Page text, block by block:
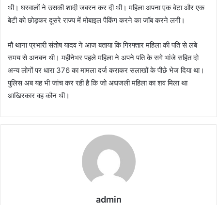
थी। घरवालों ने उसकी शादी जबरन कर दी थी। महिला अपना एक बेटा और एक
बेटी को छोड़कर दूसरे राज्य में मोबाइल पैकिंग करने का जॉब करने लगी।
मौ थाना प्रभारी संतोष यादव ने आज बताया कि गिरफ्तार महिला की पति से लंबे
समय से अनबन थी। महीनेभर पहले महिला ने अपने पति के सगे भांजे सहित दो
अन्य लोगों पर धारा 376 का मामला दर्ज कराकर सलाखों के पीछे भेज दिया था।
पुलिस अब यह भी जांच कर रही है कि जो अधजली महिला का शव मिला था
आखिरकार वह कौन थी।
admin